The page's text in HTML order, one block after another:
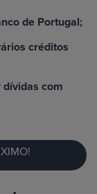
de Portugal;
créditos
dívidas com